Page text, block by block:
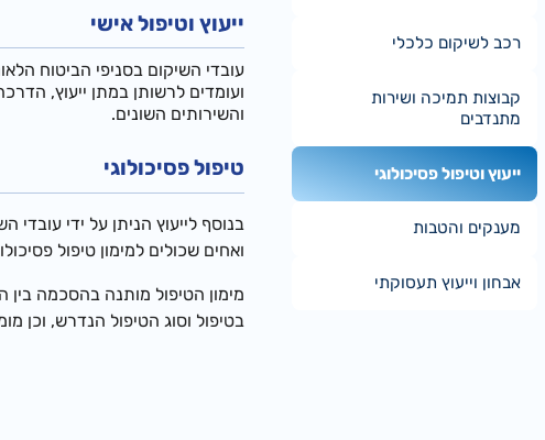
רכב לשיקום כלכלי
קבוצות תמיכה ושירות
מתנדבים
ייעוץ וטיפול פסיכולוגי
מענקים והטבות
אבחון וייעוץ תעסוקתי
ייעוץ וטיפול אישי
עובדי השיקום בסניפי הביטוח
ועומדים לרשותן במתן ייעוץ,
והשירותים השונים.
טיפול פסיכולוגי
בנוסף לייעוץ הניתן על ידי עובדי
ואחים שכולים למימון טיפול
מימון הטיפול מותנה בהסכמה בין
בטיפול וסוג הטיפול הנדרש, וכן